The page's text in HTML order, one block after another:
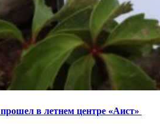
в летнем центре «Аист»